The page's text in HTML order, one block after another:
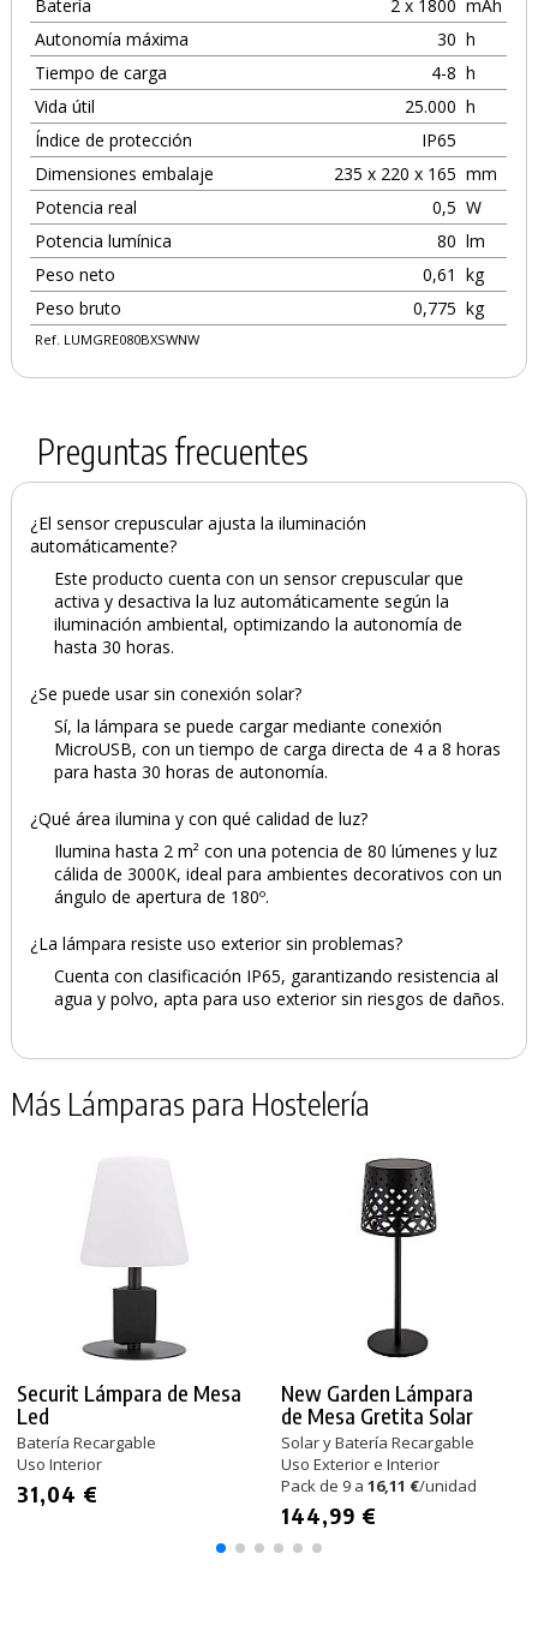
Batería
2 x 1800 mAh
Autonomía máxima
30 h
Tiempo de carga
4-8 h
Vida útil
25.000 h
Índice de protección
IP65
Dimensiones embalaje
235 x 220 x 165 mm
Potencia real
0,5 W
Potencia lumínica
80 lm
Peso neto
0,61
kg
Peso bruto
0,775 kg
Ref. LUMGRE080BXSWNW
Preguntas frecuentes
¿El sensor crepuscular ajusta la iluminación
automáticamente?
Este producto cuenta con un sensor crepuscular que
activa y desactiva la luz automáticamente según la
iluminación ambiental, optimizando la autonomía de
hasta 30 horas.
¿Se puede usar sin conexión solar?
Sí, la lámpara se puede cargar mediante conexión
MicroUSB, con un tiempo de carga directa de 4 a 8 horas
para hasta 30 horas de autonomía.
¿Qué área ilumina y con qué calidad de luz?
Ilumina hasta 2 m² con una potencia de 80 lúmenes y luz
cálida de 3000K, ideal para ambientes decorativos con un
ángulo de apertura de 180º.
¿La lámpara resiste uso exterior sin problemas?
Cuenta con clasificación IP65, garantizando resistencia al
agua y polvo, apta para uso exterior sin riesgos de daños.
Más Lámparas para Hostelería
Securit Lámpara de Mesa
Led
Batería Recargable
Uso Interior
31,04 €
New Garden Lámpara
de Mesa Gretita Solar
Solar y Batería Recargable
Uso Exterior e Interior
Pack de 9 a 16,11 €/unidad
144,99 €